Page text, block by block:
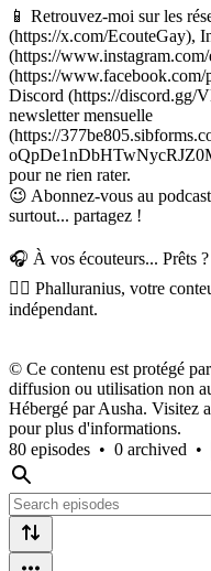
📱 Retrouvez-moi sur les
(https://x.com/EcouteGay),
(https://
(https://
Discord (https://discord.gg/
newsletter mensuelle
(https://
pour ne rien rater.
😉 Abonnez-vous au
surtout... partagez !
🎧 À vos écouteurs... Prêts
🦸‍♂️ Phalluranius, votre
indépendant.
©️ Ce contenu est protégé
diffusion ou utilisation non
Hébergé par Ausha. Visitez
pour plus d'informations.
80 episodes • 0 archived •